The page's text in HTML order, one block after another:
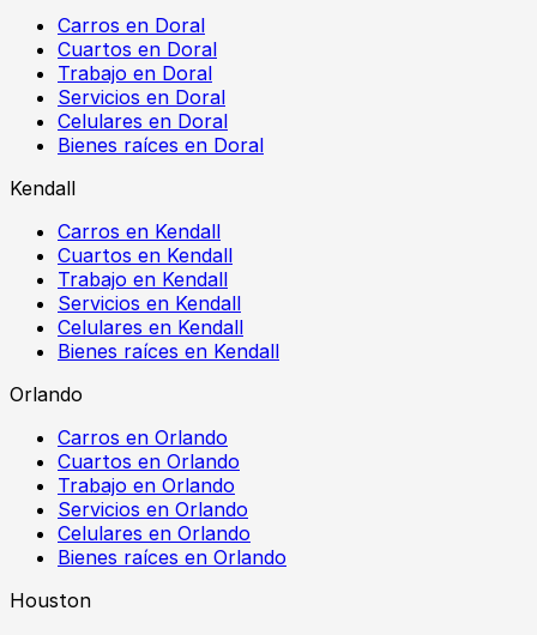
Carros en Doral
Cuartos en Doral
Trabajo en Doral
Servicios en Doral
Celulares en Doral
Bienes raíces en Doral
Kendall
Carros en Kendall
Cuartos en Kendall
Trabajo en Kendall
Servicios en Kendall
Celulares en Kendall
Bienes raíces en Kendall
Orlando
Carros en Orlando
Cuartos en Orlando
Trabajo en Orlando
Servicios en Orlando
Celulares en Orlando
Bienes raíces en Orlando
Houston